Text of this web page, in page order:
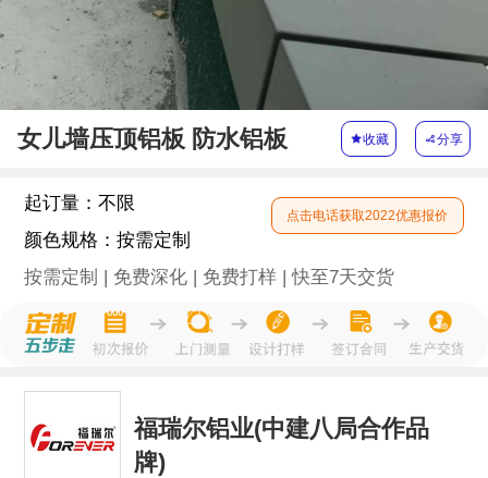
女儿墙压顶铝板 防水铝板 收藏 分享
起订量：不限
颜色规格：按需定制
按需定制 | 免费深化 | 免费打样 | 快至7天交货
点击电话获取2022优惠报价
福瑞尔铝业(中建八局合作品
牌)